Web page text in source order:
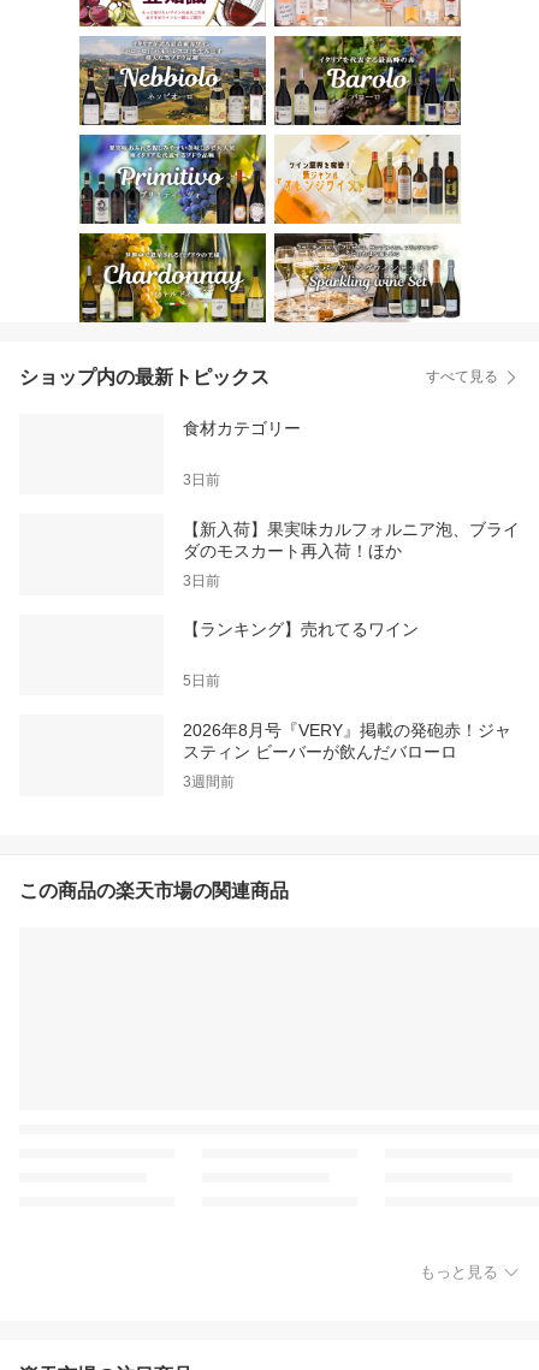
ショップ内の最新トピックス すべて見る
食材カテゴリー
3日前
【新入荷】果実味カルフォルニア泡、ブライ
ダのモスカート再入荷！ほか
3日前
【ランキング】売れてるワイン
5日前
2026年8月号『VERY』掲載の発砲赤！ジャ
スティン ビーバーが飲んだバローロ
3週間前
この商品の楽天市場の関連商品
もっと見る